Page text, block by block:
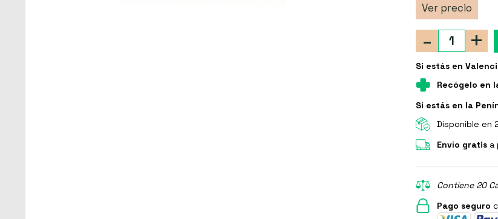
Ver precio
+
-
Si estás en
Recógelo en
Si estás en la
Disponible en
Envío gratis a
Contiene 20
Pago seguro